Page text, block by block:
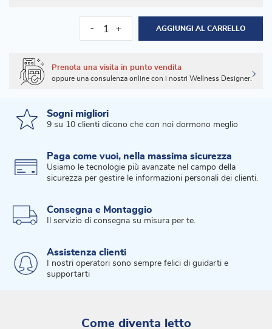
- + AGGIUNGI AL CARRELLO
Prenota una visita in punto vendita
oppure una consulenza online con i nostri Wellness Designer.
Sogni migliori
9 su 10 clienti dicono che con noi dormono meglio
Paga come vuoi, nella massima sicurezza
Usiamo le tecnologie più avanzate nel campo della
sicurezza per gestire le informazioni personali dei clienti.
Consegna e Montaggio
Il servizio di consegna su misura per te.
Assistenza clienti
I nostri operatori sono sempre felici di guidarti e
supportarti
Come diventa letto